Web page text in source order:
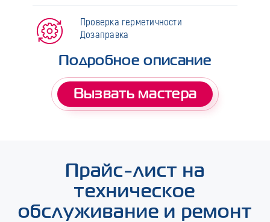
Проверка герметичности
Дозаправка
Подробное описание
Вызвать мастера
Прайс-лист на
техническое
обслуживание и ремонт